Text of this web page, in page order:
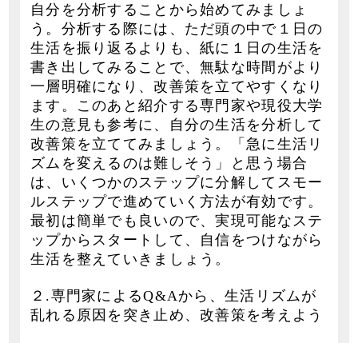
自分を分析することから始めてみましょ
う。分析する際には、ただ頭の中で１日の
生活を振り返るよりも、紙に１日の生活を
書き出してみることで、無駄な時間がより
一層明確になり、改善策を立てやすくなり
ます。このあと紹介する専門家や現役大学
生の意見も参考に、自分の生活を分析して
改善策を立ててみましょう。「急に生活リ
ズムを変えるのは難しそう」と思う場合
は、いくつかのステップに分解してスモー
ルステップで進めていく方法が有効です。
最初は簡単でも良いので、実現可能なステ
ップからスタートして、自信をつけながら
生活を整えていきましょう。
２.専門家によるQ&Aから、生活リズムが
乱れる原因を突き止め、改善策を考えよう